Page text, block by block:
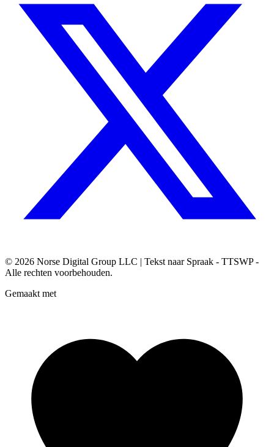
© 2026 Norse Digital Group LLC | Tekst naar Spraak - TTSWP -
Alle rechten voorbehouden.
Gemaakt met